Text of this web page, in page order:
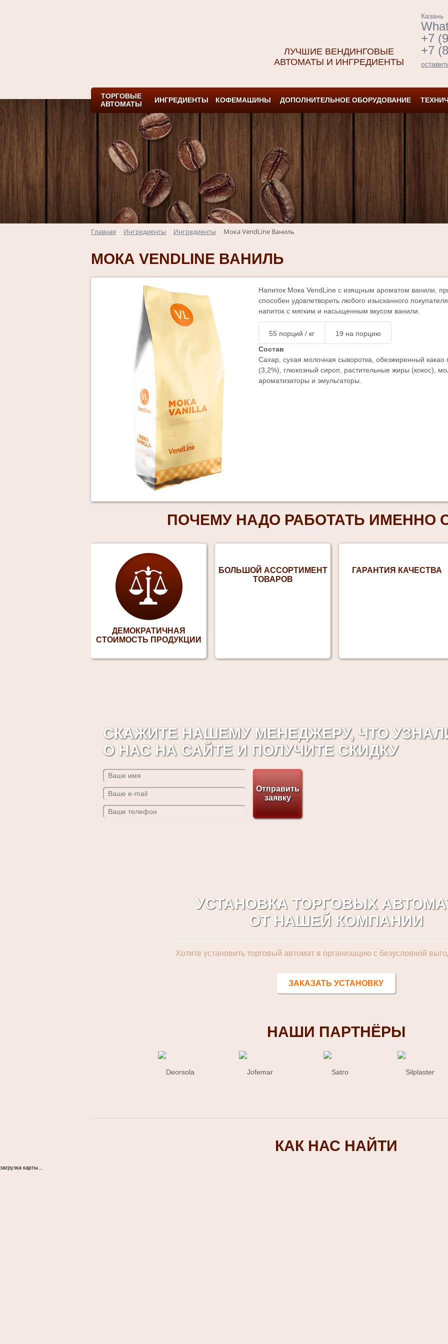
ЛУЧШИЕ ВЕНДИНГОВЫЕ
АВТОМАТЫ И ИНГРЕДИЕНТЫ
Казань
+7
+7
ТОРГОВЫЕ
АВТОМАТЫ
ИНГРЕДИЕНТЫ КОФЕМАШИНЫ ДОПОЛНИТЕЛЬНОЕ ОБОРУДОВАНИЕ
Главная Ингредиенты Ингредиенты Мока VendLine Ваниль
МОКА VENDLINE ВАНИЛЬ
Напиток Мока VendLine с изящным ароматом ванили,
способен удовлетворить любого изысканного
напиток с мягким и насыщенным вкусом ванили.
55 порций / кг 19 на порцию
Состав
Сахар, сухая молочная сыворотка, обезжиренный какао
(3,2%), глюкозный сироп, растительные жиры (кокос),
ароматизаторы и эмульгаторы.
ПОЧЕМУ НАДО РАБОТАТЬ ИМЕННО
ДЕМОКРАТИЧНАЯ
СТОИМОСТЬ ПРОДУКЦИИ
БОЛЬШОЙ АССОРТИМЕНТ
ТОВАРОВ
ГАРАНТИЯ КАЧЕСТВА
СКАЖИТЕ НАШЕМУ МЕНЕДЖЕРУ, ЧТО
О НАС НА САЙТЕ И ПОЛУЧИТЕ СКИДКУ
Отправить
заявку
УСТАНОВКА ТОРГОВЫХ
ОТ НАШЕЙ КОМПАНИИ
Хотите установить торговый автомат в организацию с безусловной
ЗАКАЗАТЬ УСТАНОВКУ
НАШИ ПАРТНЁРЫ
КАК НАС НАЙТИ
загрузка карты...